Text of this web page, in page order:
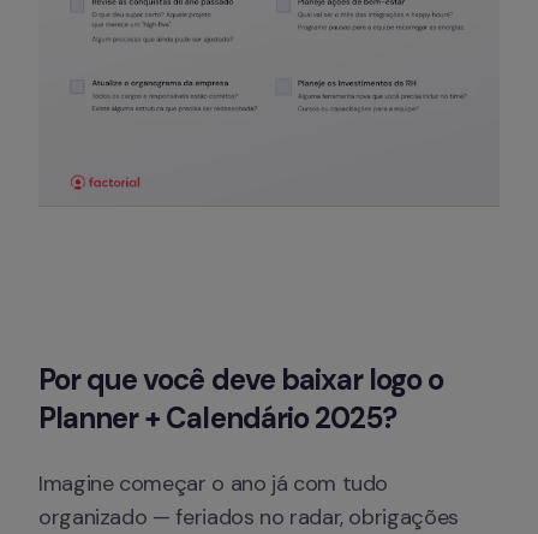
Por que você deve baixar logo o
Planner + Calendário 2025?
Imagine começar o ano já com tudo
organizado — feriados no radar, obrigações